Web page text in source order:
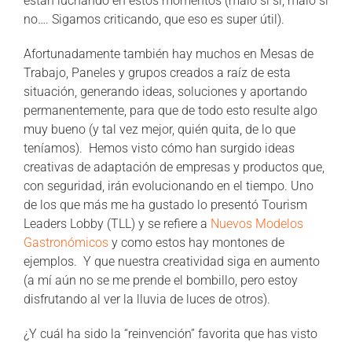
no…. Sigamos criticando, que eso es super útil).
Afortunadamente también hay muchos en Mesas de
Trabajo, Paneles y grupos creados a raíz de esta
situación, generando ideas, soluciones y aportando
permanentemente, para que de todo esto resulte algo
muy bueno (y tal vez mejor, quién quita, de lo que
teníamos). Hemos visto cómo han surgido ideas
creativas de adaptación de empresas y productos que,
con seguridad, irán evolucionando en el tiempo. Uno
de los que más me ha gustado lo presentó Tourism
Leaders Lobby (TLL) y se refiere a Nuevos Modelos
Gastronómicos y como estos hay montones de
ejemplos. Y que nuestra creatividad siga en aumento
(a mí aún no se me prende el bombillo, pero estoy
disfrutando al ver la lluvia de luces de otros).
¿Y cuál ha sido la “reinvención” favorita que has visto